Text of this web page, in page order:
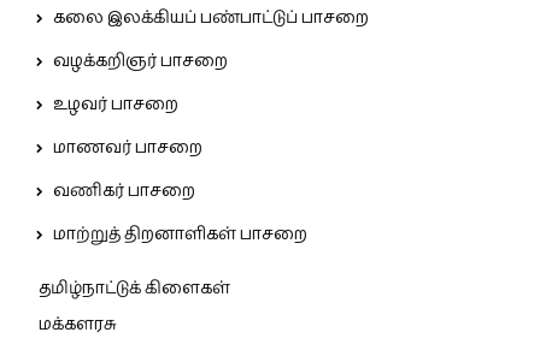
கலை இலக்கியப் பண்பாட்டுப் பாசறை
வழக்கறிஞர் பாசறை
உழவர் பாசறை
மாணவர் பாசறை
வணிகர் பாசறை
மாற்றுத் திறனாளிகள் பாசறை
தமிழ்நாட்டுக் கிளைகள்
மக்களரசு